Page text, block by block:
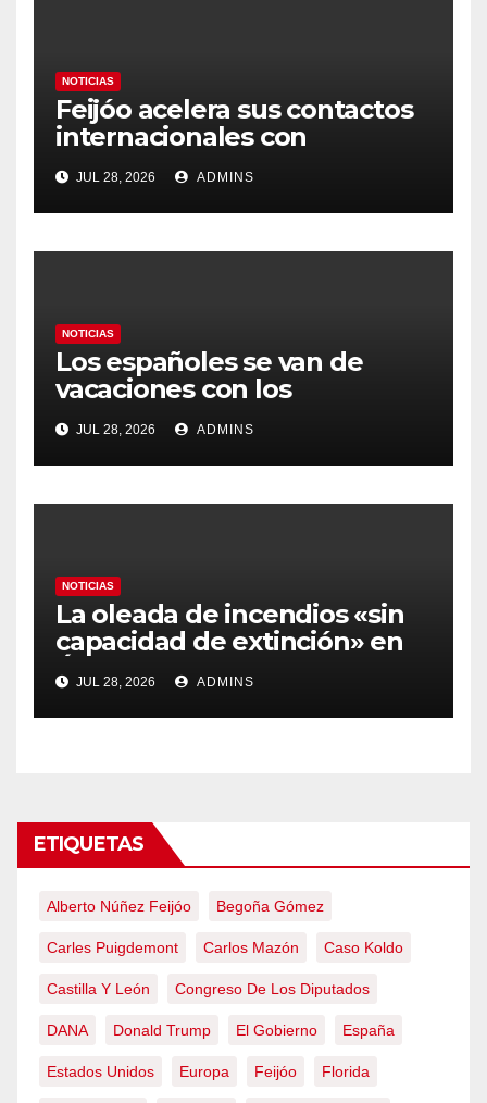
NOTICIAS
Feijóo acelera sus contactos
internacionales con
Latinoamérica como socio
prioritario en su agenda de
gobierno
JUL 28, 2026 ADMINS
NOTICIAS
Los españoles se van de
vacaciones con los
carburantes hasta un 21%
más caros que el año pasado
y los hoteles disparados
JUL 28, 2026 ADMINS
NOTICIAS
La oleada de incendios «sin
capacidad de extinción» en
Ávila y al oeste de Madrid
obliga a declarar la
emergencia nacional
JUL 28, 2026 ADMINS
ETIQUETAS
Alberto Núñez Feijóo Begoña Gómez
Carles Puigdemont Carlos Mazón Caso Koldo
Castilla Y León Congreso De Los Diputados
DANA Donald Trump El Gobierno España
Estados Unidos Europa Feijóo Florida